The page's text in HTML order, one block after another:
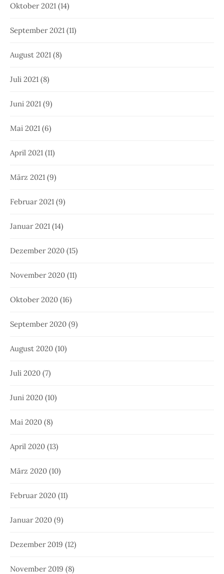
Oktober 2021 (14)
September 2021 (11)
August 2021 (8)
Juli 2021 (8)
Juni 2021 (9)
Mai 2021 (6)
April 2021 (11)
März 2021 (9)
Februar 2021 (9)
Januar 2021 (14)
Dezember 2020 (15)
November 2020 (11)
Oktober 2020 (16)
September 2020 (9)
August 2020 (10)
Juli 2020 (7)
Juni 2020 (10)
Mai 2020 (8)
April 2020 (13)
März 2020 (10)
Februar 2020 (11)
Januar 2020 (9)
Dezember 2019 (12)
November 2019 (8)